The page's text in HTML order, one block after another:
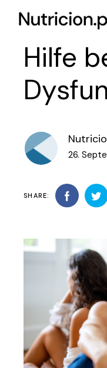
Hilfe
26.
SHARE: